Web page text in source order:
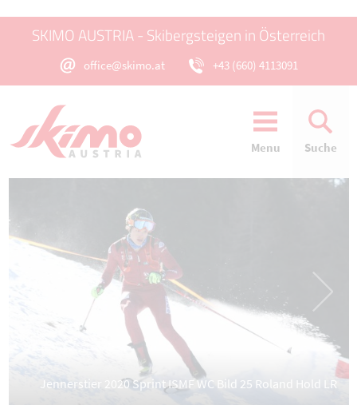
SKIMO AUSTRIA - Skibergsteigen in Österreich
office@skimo.at +43 (660) 4113091
Menu Suche
Jennerstier 2020 Sprint ISMF WC Bild 25 Roland Hold LR